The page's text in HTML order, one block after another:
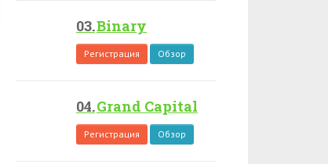
Binary
Регистрация Обзор
Grand Capital
Регистрация Обзор